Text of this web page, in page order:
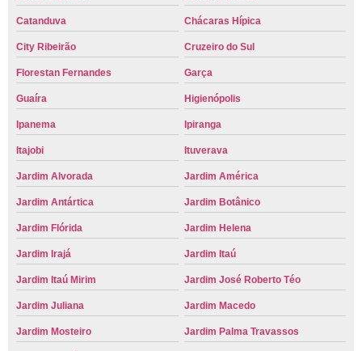
Catanduva Chácaras Hípica
City Ribeirão Cruzeiro do Sul
Florestan Fernandes Garça
Guaíra Higienópolis
Ipanema Ipiranga
Itajobi Ituverava
Jardim Alvorada Jardim América
Jardim Antártica Jardim Botânico
Jardim Flórida Jardim Helena
Jardim Irajá Jardim Itaú
Jardim Itaú Mirim Jardim José Roberto Téo
Jardim Juliana Jardim Macedo
Jardim Mosteiro Jardim Palma Travassos